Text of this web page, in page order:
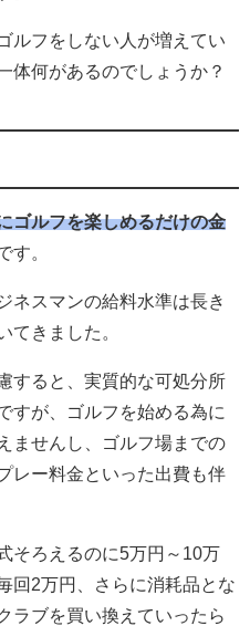
ルフをしない人が増えてい
体何があるのでしょうか？
ゴルフを楽しめるだけの金
す。
ネスマンの給料水準は長き
てきました。
すると、実質的な可処分所
すが、ゴルフを始める為に
ませんし、ゴルフ場までの
レー料金といった出費も伴
そろえるのに5万円～10万
回2万円、さらに消耗品とな
ラブを買い換えていったら